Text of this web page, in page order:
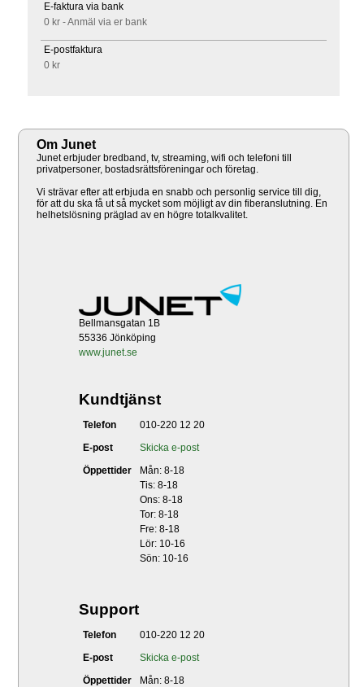
E-faktura via bank
0 kr - Anmäl via er bank
E-postfaktura
0 kr
Om Junet
Junet erbjuder bredband, tv, streaming, wifi och telefoni till
privatpersoner, bostadsrättsföreningar och företag.
Vi strävar efter att erbjuda en snabb och personlig service till dig,
för att du ska få ut så mycket som möjligt av din fiberanslutning. En
helhetslösning präglad av en högre totalkvalitet.
Bellmansgatan 1B
55336 Jönköping
www.junet.se
Kundtjänst
Telefon
010-220 12 20
E-post
Skicka e-post
Öppettider
Mån: 8-18
Tis: 8-18
Ons: 8-18
Tor: 8-18
Fre: 8-18
Lör: 10-16
Sön: 10-16
Support
Telefon
010-220 12 20
E-post
Skicka e-post
Öppettider
Mån: 8-18